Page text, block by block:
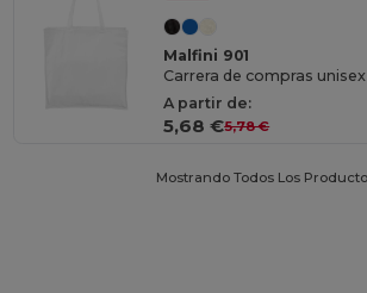
Malfini 901
Carrera de compras unisex
A partir de:
5,68 €5,78 €
Mostrando Todos Los